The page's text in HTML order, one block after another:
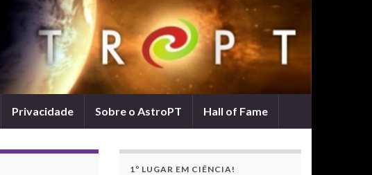
Privacidade Sobre o AstroPT Hall of Fame
1º LUGAR EM CIÊNCIA!